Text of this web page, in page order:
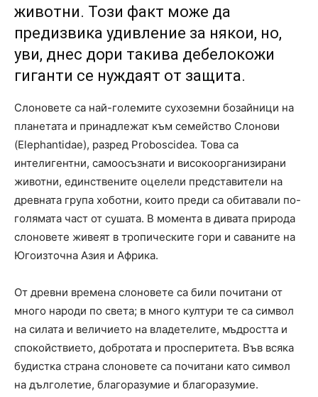
животни. Този факт може да
предизвика удивление за някои, но,
уви, днес дори такива дебелокожи
гиганти се нуждаят от защита.
Слоновете са най-големите сухоземни бозайници на
планетата и принадлежат към семейство Слонови
(Elephantidae), разред Proboscidea. Това са
интелигентни, самоосъзнати и високоорганизирани
животни, единствените оцелели представители на
древната група хоботни, които преди са обитавали по-
голямата част от сушата. В момента в дивата природа
слоновете живеят в тропическите гори и саваните на
Югоизточна Азия и Африка.
От древни времена слоновете са били почитани от
много народи по света; в много култури те са символ
на силата и величието на владетелите, мъдростта и
спокойствието, добротата и просперитета. Във всяка
будистка страна слоновете са почитани като символ
на дълголетие, благоразумие и благоразумие.